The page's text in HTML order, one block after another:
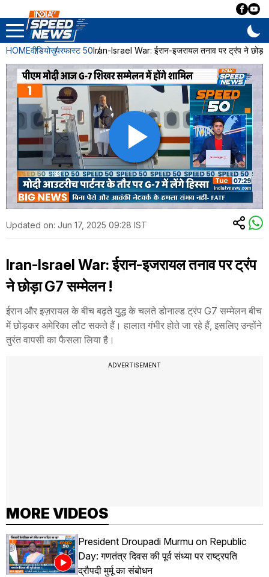
HOMEवीडियोसुपरफास्ट 50Iran-Israel War: ईरान-इजरायल तनाव पर ट्रंप ने
Updated on: Jun 17, 2025 09:28 IST
Iran-Israel War: ईरान-इजरायल तनाव पर ट्रंप
ने छोड़ा G7 सम्मेलन !
ईरान और इज़रायल के बीच बढ़ते युद्ध के चलते डोनाल्ड ट्रंप G7 सम्मेलन बीच
में छोड़कर अमेरिका लौट सकते हैं। हालात गंभीर होते जा रहे हैं, इसलिए उन्होंने
तुरंत वापसी का फैसला लिया है।
ADVERTISEMENT
MORE VIDEOS
President Droupadi Murmu on Republic
Day: गणतंत्र दिवस की पूर्व संध्या पर राष्ट्रपति
द्रौपदी मुर्मू का संबोधन